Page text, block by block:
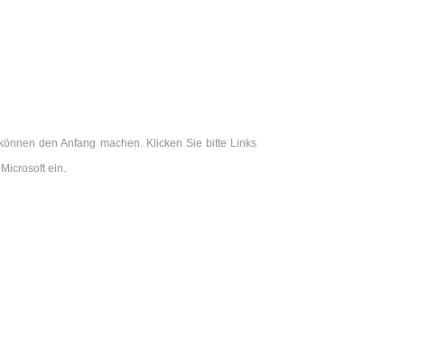
den Anfang machen. Klicken Sie bitte Links
ein.